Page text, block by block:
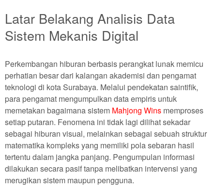
Latar Belakang Analisis Data
Sistem Mekanis Digital
Perkembangan hiburan berbasis perangkat lunak memicu
perhatian besar dari kalangan akademisi dan pengamat
teknologi di kota Surabaya. Melalui pendekatan saintifik,
para pengamat mengumpulkan data empiris untuk
memetakan bagaimana sistem Mahjong Wins memproses
setiap putaran. Fenomena ini tidak lagi dilihat sekadar
sebagai hiburan visual, melainkan sebagai sebuah struktur
matematika kompleks yang memiliki pola sebaran hasil
tertentu dalam jangka panjang. Pengumpulan informasi
dilakukan secara pasif tanpa melibatkan intervensi yang
merugikan sistem maupun pengguna.